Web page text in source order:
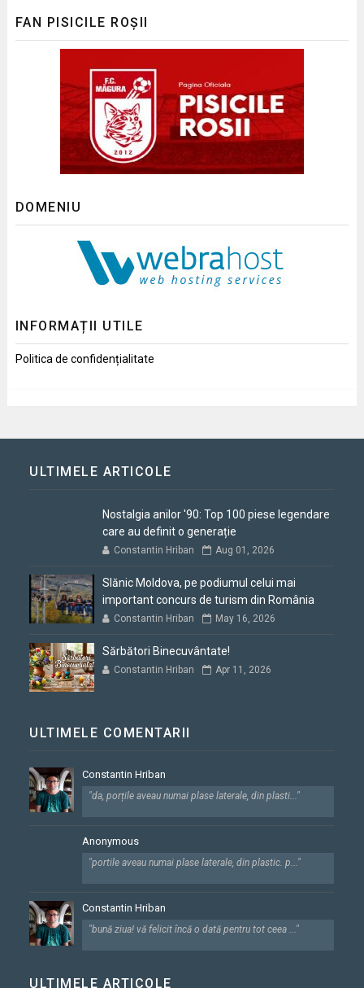
FAN PISICILE ROȘII
DOMENIU
INFORMAȚII UTILE
Politica de confidențialitate
ULTIMELE ARTICOLE
Nostalgia anilor '90: Top 100 piese legendare
care au definit o generație
Constantin Hriban Aug 01, 2026
Slănic Moldova, pe podiumul celui mai
important concurs de turism din România
Constantin Hriban May 16, 2026
Sărbători Binecuvântate!
Constantin Hriban Apr 11, 2026
ULTIMELE COMENTARII
Constantin Hriban
"da, porțile aveau numai plase laterale, din plasti..."
Anonymous
"portile aveau numai plase laterale, din plastic. p..."
Constantin Hriban
"bună ziua! vă felicit încă o dată pentru tot ceea ..."
ULTIMELE ARTICOLE